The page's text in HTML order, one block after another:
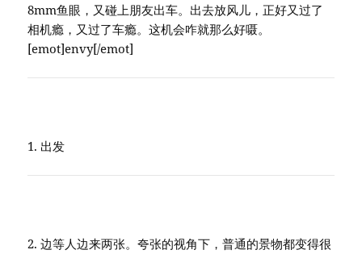
8mm鱼眼，又碰上朋友出车。出去放风儿，正好又过了
相机瘾，又过了车瘾。这机会咋就那么好嗫。
[emot]envy[/emot]
1. 出发
2. 边等人边来两张。夸张的视角下，普通的景物都变得很